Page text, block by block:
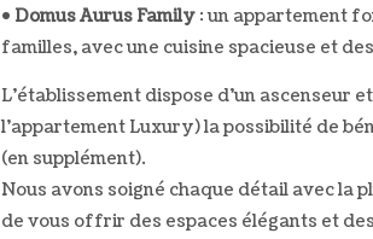
• Domus Aurus Family : un appartement
familles, avec une cuisine spacieuse et
L’établissement dispose d’un ascenseur
l’appartement Luxury) la possibilité de
(en supplément).
Nous avons soigné chaque détail avec la
de vous offrir des espaces élégants et